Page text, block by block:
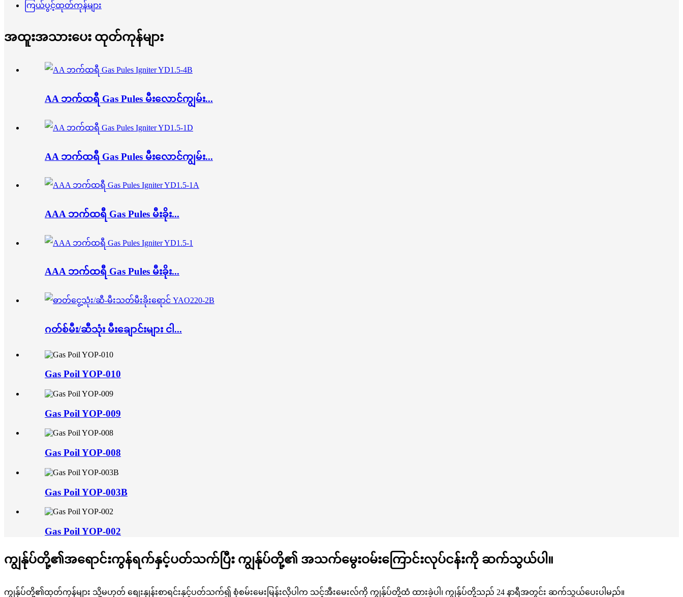
ကြယ်ပွင့်ထုတ်ကုန်များ
အထူးအသားပေး ထုတ်ကုန်များ
AA ဘက်ထရီ Gas Pules မီးလောင်ကျွမ်း...
AA ဘက်ထရီ Gas Pules မီးလောင်ကျွမ်း...
AAA ဘက်ထရီ Gas Pules မီးခိုး...
AAA ဘက်ထရီ Gas Pules မီးခိုး...
ဂတ်စ်မီး/ဆီသုံး မီးချောင်းများ ငါ...
Gas Poil YOP-010
Gas Poil YOP-009
Gas Poil YOP-008
Gas Poil YOP-003B
Gas Poil YOP-002
ကျွန်ုပ်တို့၏အရောင်းကွန်ရက်နှင့်ပတ်သက်ပြီး ကျွန်ုပ်တို့၏ အသက်မွေးဝမ်းကြောင်းလုပ်ငန်းကို ဆက်သွယ်ပါ။
ကျွန်ုပ်တို့၏ထုတ်ကုန်များ သို့မဟုတ် စျေးနှုန်းစာရင်းနှင့်ပတ်သက်၍ စုံစမ်းမေးမြန်းလိုပါက သင့်အီးမေးလ်ကို ကျွန်ုပ်တို့ထံ ထားခဲ့ပါ၊ ကျွန်ုပ်တို့သည် 24 နာရီအတွင်း ဆက်သွယ်ပေးပါမည်။